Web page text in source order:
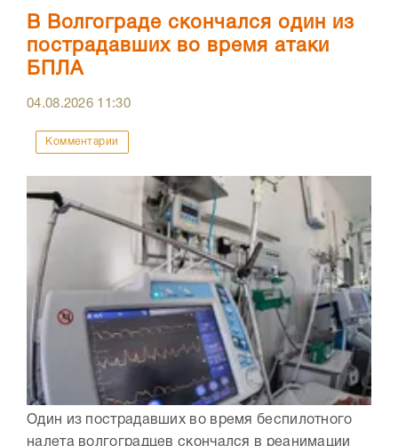
В Волгограде скончался один из
пострадавших во время атаки
БПЛА
04.08.2026 11:30
Комментарии
Один из пострадавших во время беспилотного
налета волгоградцев скончался в реанимации